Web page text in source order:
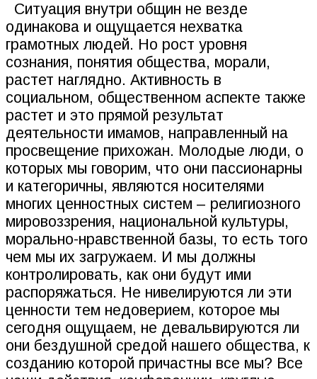
Ситуация внутри общин не везде
одинакова и ощущается нехватка
грамотных людей. Но рост уровня
сознания, понятия общества, морали,
растет наглядно. Активность в
социальном, общественном аспекте также
растет и это прямой результат
деятельности имамов, направленный на
просвещение прихожан. Молодые люди, о
которых мы говорим, что они пассионарны
и категоричны, являются носителями
многих ценностных систем – религиозного
мировоззрения, национальной культуры,
морально-нравственной базы, то есть того
чем мы их загружаем. И мы должны
контролировать, как они будут ими
распоряжаться. Не нивелируются ли эти
ценности тем недоверием, которое мы
сегодня ощущаем, не девальвируются ли
они бездушной средой нашего общества, к
созданию которой причастны все мы? Все